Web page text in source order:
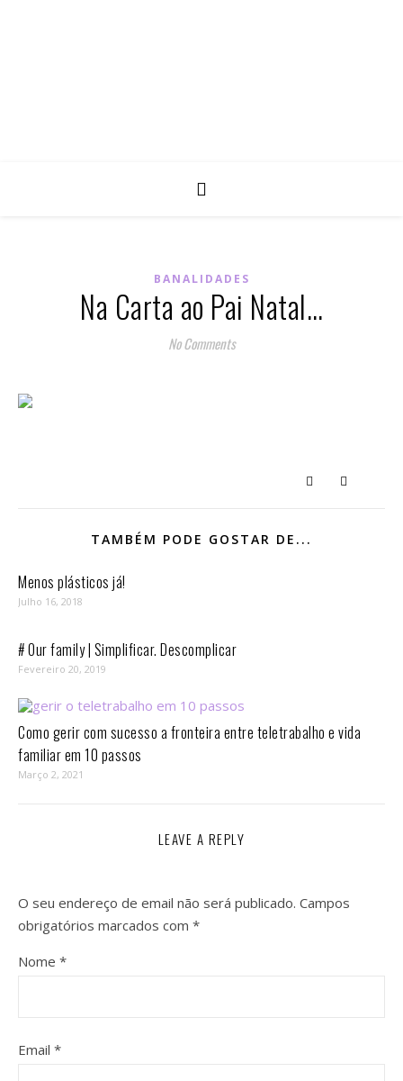
BANALIDADES
Na Carta ao Pai Natal…
No Comments
TAMBÉM PODE GOSTAR DE...
Menos plásticos já!
Julho 16, 2018
# Our family | Simplificar. Descomplicar
Fevereiro 20, 2019
Como gerir com sucesso a fronteira entre teletrabalho e vida
familiar em 10 passos⁣
Março 2, 2021
LEAVE A REPLY
O seu endereço de email não será publicado. Campos
obrigatórios marcados com *
Nome *
Email *